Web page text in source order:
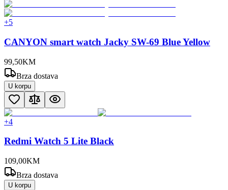
+5
CANYON smart watch Jacky SW-69 Blue Yellow
99,50KM
Brza dostava
U korpu
+4
Redmi Watch 5 Lite Black
109,00KM
Brza dostava
U korpu